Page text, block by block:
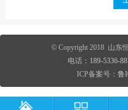
© Copyright 2018 山东
电话： 189-5336-
ICP备案号：鲁